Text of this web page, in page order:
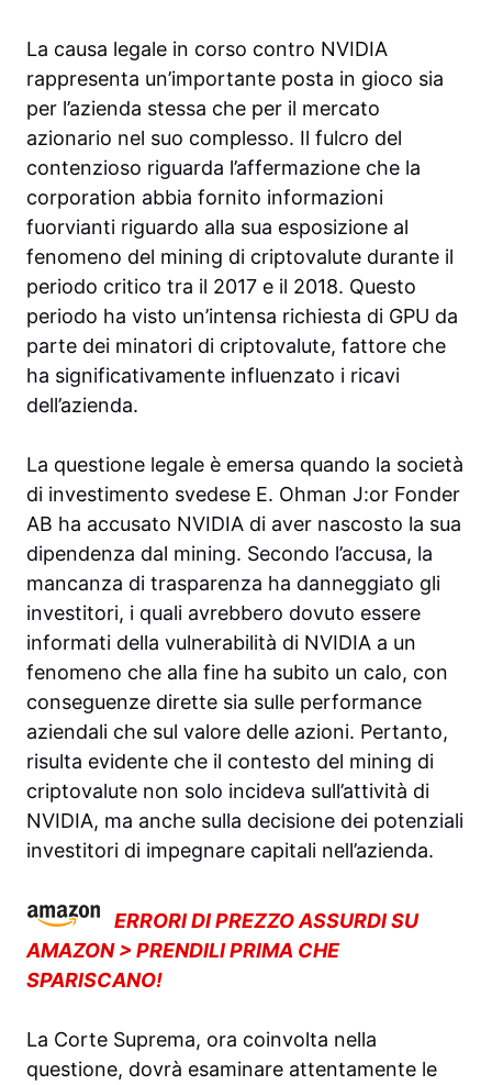
La causa legale in corso contro NVIDIA
rappresenta un’importante posta in gioco sia
per l’azienda stessa che per il mercato
azionario nel suo complesso. Il fulcro del
contenzioso riguarda l’affermazione che la
corporation abbia fornito informazioni
fuorvianti riguardo alla sua esposizione al
fenomeno del mining di criptovalute durante il
periodo critico tra il 2017 e il 2018. Questo
periodo ha visto un’intensa richiesta di GPU da
parte dei minatori di criptovalute, fattore che
ha significativamente influenzato i ricavi
dell’azienda.
La questione legale è emersa quando la società
di investimento svedese E. Ohman J:or Fonder
AB ha accusato NVIDIA di aver nascosto la sua
dipendenza dal mining. Secondo l’accusa, la
mancanza di trasparenza ha danneggiato gli
investitori, i quali avrebbero dovuto essere
informati della vulnerabilità di NVIDIA a un
fenomeno che alla fine ha subito un calo, con
conseguenze dirette sia sulle performance
aziendali che sul valore delle azioni. Pertanto,
risulta evidente che il contesto del mining di
criptovalute non solo incideva sull’attività di
NVIDIA, ma anche sulla decisione dei potenziali
investitori di impegnare capitali nell’azienda.
ERRORI DI PREZZO ASSURDI SU
AMAZON > PRENDILI PRIMA CHE
SPARISCANO!
La Corte Suprema, ora coinvolta nella
questione, dovrà esaminare attentamente le